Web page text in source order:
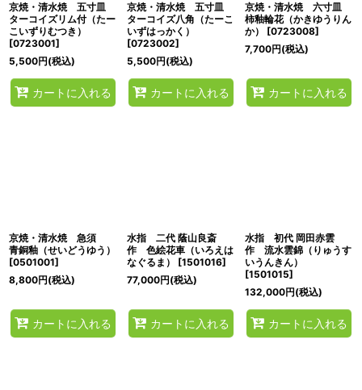
京焼・清水焼 五寸皿
ターコイズリム付（たー
こいずりむつき）
[0723001]
5,500円(税込)
カートに入れる
京焼・清水焼 五寸皿
ターコイズ八角（たーこ
いずはっかく）
[0723002]
5,500円(税込)
カートに入れる
京焼・清水焼 六寸皿
柿釉輪花（かきゆうりん
か）
[0723008]
7,700円(税込)
カートに入れる
京焼・清水焼 急須
青銅釉（せいどうゆう）
[0501001]
8,800円(税込)
カートに入れる
水指 二代 蔭山良斎
作 色絵花車（いろえは
なぐるま）
[1501016]
77,000円(税込)
カートに入れる
水指 初代 岡田赤雲
作 流水雲錦（りゅうす
いうんきん）
[1501015]
132,000円(税込)
カートに入れる